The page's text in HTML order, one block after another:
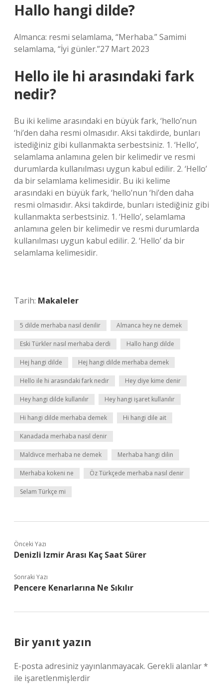
Hallo hangi dilde?
Almanca: resmi selamlama, “Merhaba.” Samimi
selamlama, “İyi günler.”27 Mart 2023
Hello ile hi arasındaki fark
nedir?
Bu iki kelime arasındaki en büyük fark, ‘hello’nun
‘hi’den daha resmi olmasıdır. Aksi takdirde, bunları
istediğiniz gibi kullanmakta serbestsiniz. 1. ‘Hello’,
selamlama anlamına gelen bir kelimedir ve resmi
durumlarda kullanılması uygun kabul edilir. 2. ‘Hello’
da bir selamlama kelimesidir. Bu iki kelime
arasındaki en büyük fark, ‘hello’nun ‘hi’den daha
resmi olmasıdır. Aksi takdirde, bunları istediğiniz gibi
kullanmakta serbestsiniz. 1. ‘Hello’, selamlama
anlamına gelen bir kelimedir ve resmi durumlarda
kullanılması uygun kabul edilir. 2. ‘Hello’ da bir
selamlama kelimesidir.
Tarih: Makaleler
5 dilde merhaba nasıl denilir Almanca hey ne demek
Eski Türkler nasıl merhaba derdi Hallo hangi dilde
Hej hangi dilde Hej hangi dilde merhaba demek
Hello ile hi arasındaki fark nedir Hey diye kime denir
Hey hangi dilde kullanılır Hey hangi işaret kullanılır
Hi hangi dilde merhaba demek Hi hangi dile ait
Kanadada merhaba nasıl denir
Maldivce merhaba ne demek Merhaba hangi dilin
Merhaba kokeni ne Öz Türkçede merhaba nasıl denir
Selam Türkçe mi
Önceki Yazı
Denizli Izmir Arası Kaç Saat Sürer
Sonraki Yazı
Pencere Kenarlarına Ne Sıkılır
Bir yanıt yazın
E-posta adresiniz yayınlanmayacak. Gerekli alanlar*
ile işaretlenmişlerdir